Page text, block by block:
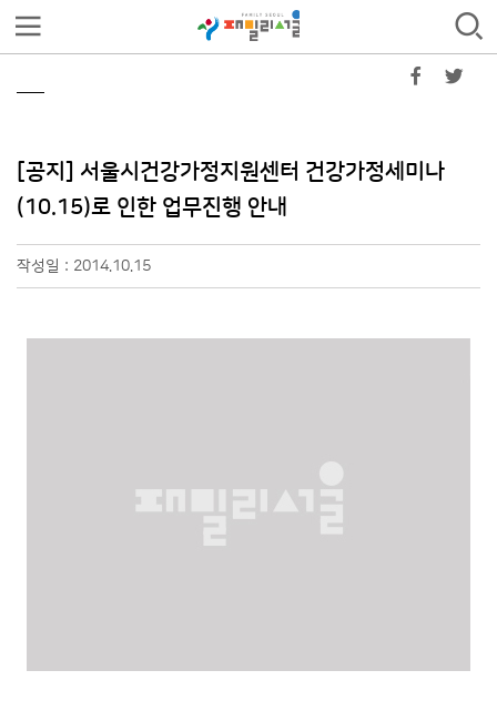
[공지] 서울시건강가정지원센터 건강가정세미나
(10.15)로 인한 업무진행 안내
작성일 : 2014.10.15